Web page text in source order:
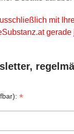
mit
gerade
*